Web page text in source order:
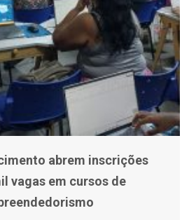
abrem inscrições
vagas em cursos de